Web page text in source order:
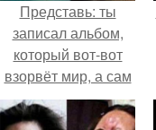
Представь: ты
записал альбом,
который вот-вот
взорвёт мир, а сам
в этот момент
ночуешь в машине.